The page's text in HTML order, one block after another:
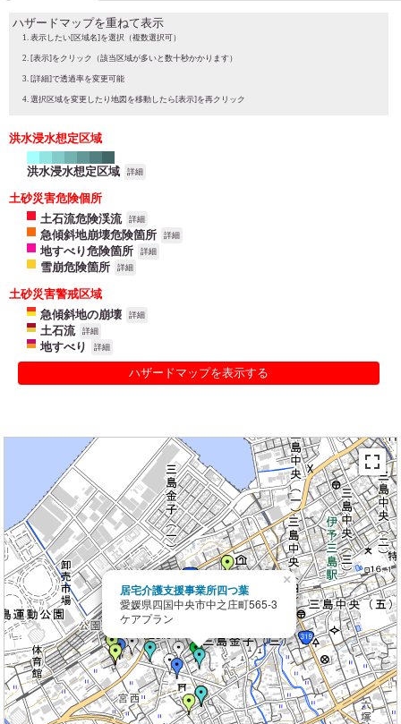
ハザードマップを重ねて表示
表示したい[区域名]を選択（複数選択可）
[表示]をクリック（該当区域が多いと数十秒かかります）
[詳細]で透過率を変更可能
選択区域を変更したり地図を移動したら[表示]を再クリック
洪水浸水想定区域
洪水浸水想定区域 詳細
土砂災害危険個所
土石流危険渓流
詳細
急傾斜地崩壊危険箇所 詳細
地すべり危険箇所 詳細
雪崩危険箇所 詳細
土砂災害警戒区域
急傾斜地の崩壊
詳細
土石流 詳細
地すべり 詳細
ハザードマップを表示する
居宅介護支援事業所四つ葉
愛媛県四国中央市中之庄町565-3
ケアプラン
×